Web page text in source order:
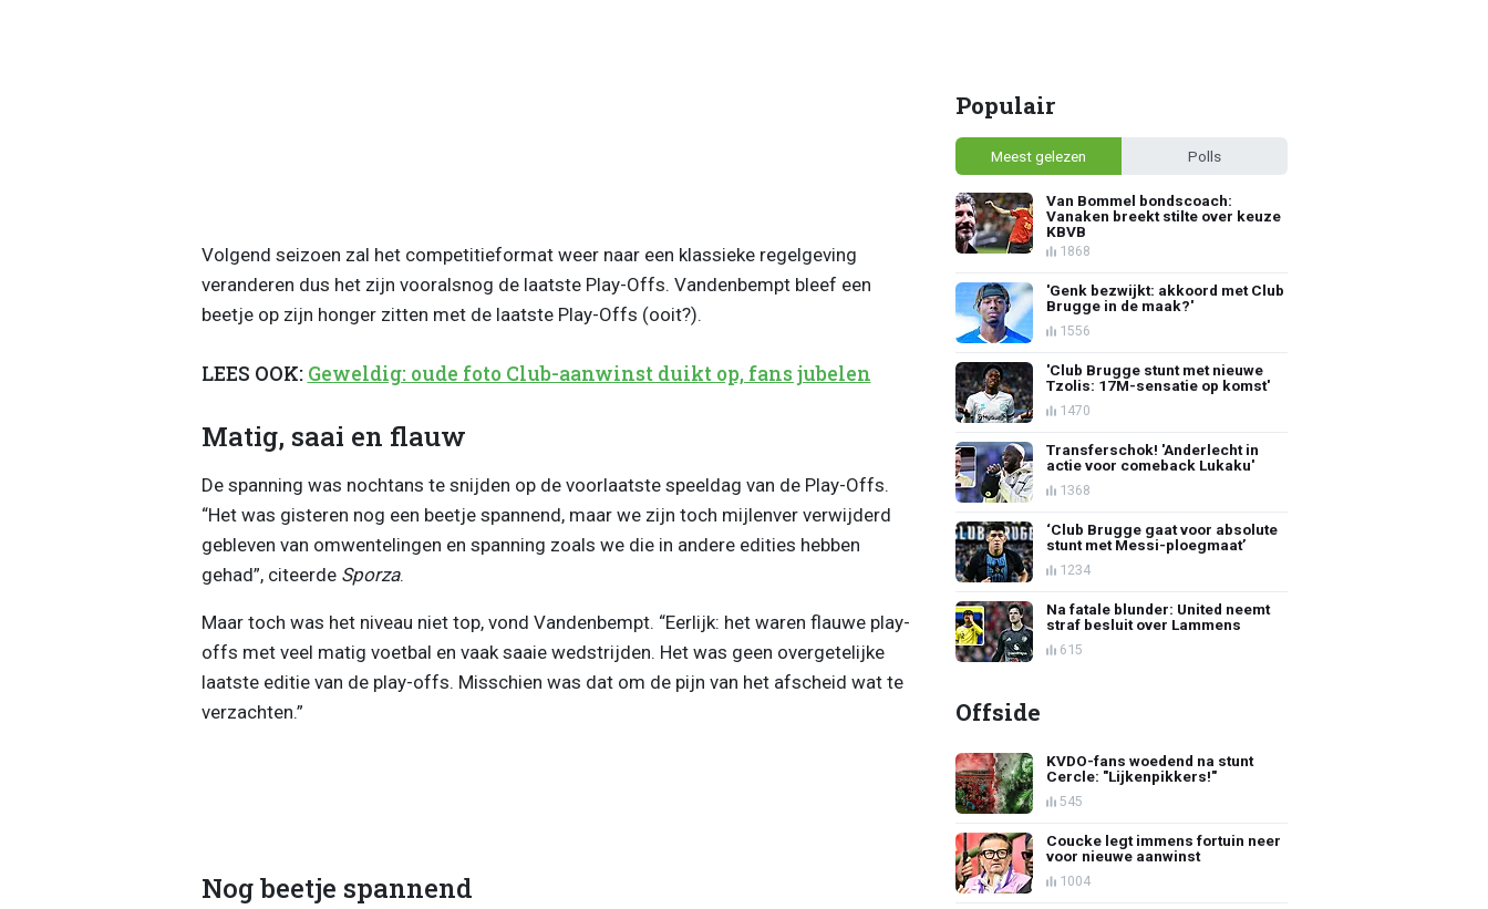
Volgend seizoen zal het competitieformat weer naar een klassieke regelgeving
veranderen dus het zijn vooralsnog de laatste Play-Offs. Vandenbempt bleef een
beetje op zijn honger zitten met de laatste Play-Offs (ooit?).
LEES OOK: Geweldig: oude foto Club-aanwinst duikt op, fans jubelen
Matig, saai en flauw
De spanning was nochtans te snijden op de voorlaatste speeldag van de Play-Offs.
“Het was gisteren nog een beetje spannend, maar we zijn toch mijlenver verwijderd
gebleven van omwentelingen en spanning zoals we die in andere edities hebben
gehad”, citeerde Sporza.
Maar toch was het niveau niet top, vond Vandenbempt. “Eerlijk: het waren flauwe play-
offs met veel matig voetbal en vaak saaie wedstrijden. Het was geen overgetelijke
laatste editie van de play-offs. Misschien was dat om de pijn van het afscheid wat te
verzachten.”
Nog beetje spannend
Populair
Meest gelezen Polls
Van Bommel bondscoach:
Vanaken breekt stilte over keuze
KBVB
1868
'Genk bezwijkt: akkoord met Club
Brugge in de maak?'
1556
'Club Brugge stunt met nieuwe
Tzolis: 17M-sensatie op komst'
1470
Transferschok! 'Anderlecht in
actie voor comeback Lukaku'
1368
‘Club Brugge gaat voor absolute
stunt met Messi-ploegmaat’
1234
Na fatale blunder: United neemt
straf besluit over Lammens
615
Offside
KVDO-fans woedend na stunt
Cercle: "Lijkenpikkers!"
545
Coucke legt immens fortuin neer
voor nieuwe aanwinst
1004